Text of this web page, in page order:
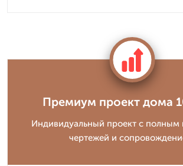
Премиум проект дома
Индивидуальный проект с полным
чертежей и